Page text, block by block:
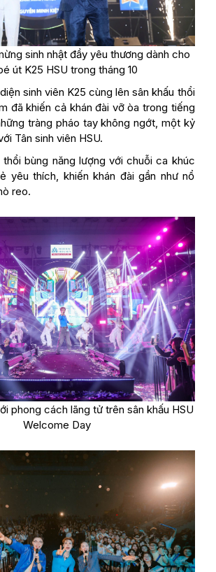
sinh nhật đầy yêu thương dành cho
út K25 HSU trong tháng 10
sinh viên K25 cùng lên sân khấu thổi
đã khiến cả khán đài vỡ òa trong tiếng
tràng pháo tay không ngớt, một kỷ
Tân sinh viên HSU.
thổi bùng năng lượng với chuỗi ca khúc
yêu thích, khiến khán đài gần như nổ
reo.
phong cách lãng tử trên sân khấu HSU
Welcome Day